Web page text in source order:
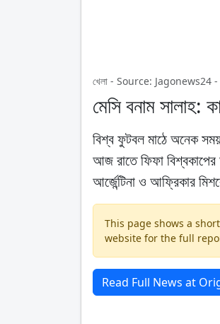
খেলা - Source:
মেসি বনাম সালাহ:
বিশ্ব ফুটবল মাঠে অনেক
আজ রাতে ফিফা বিশ্বকাপের
আর্জেন্টিনা ও আফ্রিকার
This page shows a
website for the full
Read Full News at